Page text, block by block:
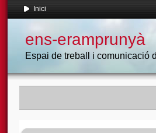
Inici
ens-eramprunyà
Espai de treball i comunicació